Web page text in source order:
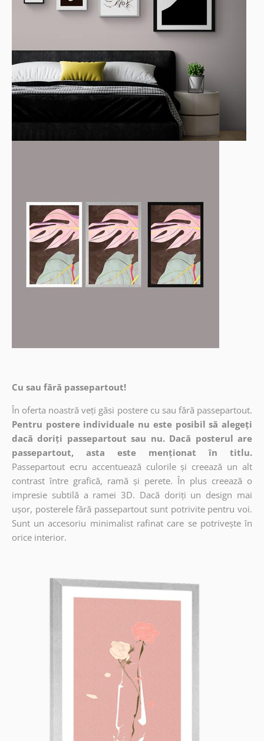
Cu sau fără passepartout!
În oferta noastră veți găsi postere cu sau fără passepartout.
Pentru postere individuale nu este posibil să alegeți
dacă doriți passepartout sau nu. Dacă posterul are
passepartout, asta este menționat în titlu.
Passepartout ecru accentuează culorile și creează un alt
contrast între grafică, ramă și perete. În plus creează o
impresie subtilă a ramei 3D. Dacă doriți un design mai
ușor, posterele fără passepartout sunt potrivite pentru voi.
Sunt un accesoriu minimalist rafinat care se potrivește în
orice interior.